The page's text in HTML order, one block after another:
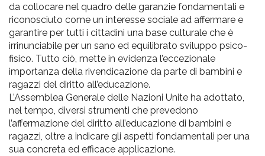
da collocare nel quadro delle garanzie fondamentali e
riconosciuto come un interesse sociale ad affermare e
garantire per tutti i cittadini una base culturale che è
irrinunciabile per un sano ed equilibrato sviluppo psico-
fisico. Tutto ciò, mette in evidenza l’eccezionale
importanza della rivendicazione da parte di bambini e
ragazzi del diritto all’educazione.
L’Assemblea Generale delle Nazioni Unite ha adottato,
nel tempo, diversi strumenti che prevedono
l’affermazione del diritto all’educazione di bambini e
ragazzi, oltre a indicare gli aspetti fondamentali per una
sua concreta ed efficace applicazione.